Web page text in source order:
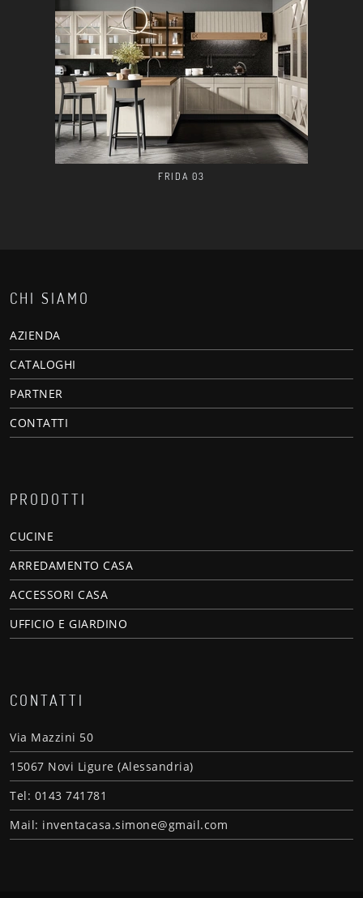
FRIDA 03
CHI SIAMO
AZIENDA
CATALOGHI
PARTNER
CONTATTI
PRODOTTI
CUCINE
ARREDAMENTO CASA
ACCESSORI CASA
UFFICIO E GIARDINO
CONTATTI
Via Mazzini 50
15067 Novi Ligure (Alessandria)
Tel: 0143 741781
Mail: inventacasa.simone@gmail.com